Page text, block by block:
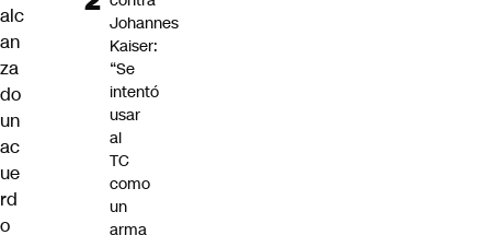
alc
an
za
do
un
ac
ue
rd
o
Johannes
Kaiser:
“Se
intentó
usar
al
TC
como
un
arma